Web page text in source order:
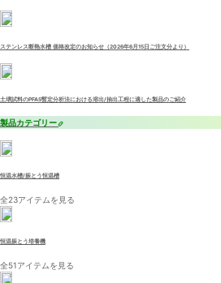
ステンレス断熱水槽 価格改定のお知らせ（2026年6月15日ご注文分より）
土壌試料のPFAS暫定分析法における溶出/抽出工程に適した製品のご紹介
製品カテゴリー
恒温水槽/振とう恒温槽
全23アイテムを見る
恒温振とう培養機
全51アイテムを見る